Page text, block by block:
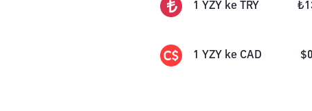
1 YZY ke TRY ₺
1 YZY ke CAD $